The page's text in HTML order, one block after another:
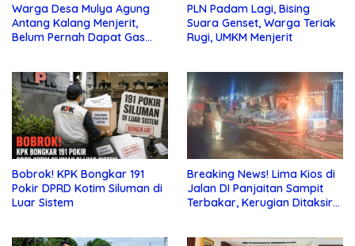
Warga Desa Mulya Agung
Antang Kalang Menjerit,
Belum Pernah Dapat Gas
PLN Padam Lagi, Bising
Suara Genset, Warga Teriak
Rugi, UMKM Menjerit
Bobrok! KPK Bongkar 191
Pokir DPRD Kotim Siluman di
Luar Sistem
Breaking News! Lima Kios di
Jalan DI Panjaitan Sampit
Terbakar, Kerugian Ditaksir